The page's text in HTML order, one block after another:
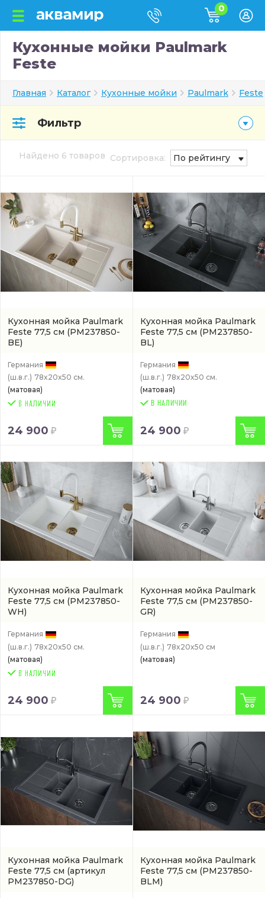
0
Кухонные мойки Paulmark
Feste
Главная Каталог Кухонные мойки Paulmark Feste
Фильтр
Найдено 6 товаров Сортировка: По рейтингу
Кухонная мойка Paulmark
Feste 77,5 см (PM237850-
BE)
Германия
(ш.в.г.) 78x20x50 см.
(матовая)
24 900
Кухонная мойка Paulmark
Feste 77,5 см (PM237850-
BL)
Германия
(ш.в.г.) 78x20x50 см.
(матовая)
В НАЛИЧИИ
24 900
Кухонная мойка Paulmark
Feste 77,5 см (PM237850-
WH)
Германия
(ш.в.г.) 78x20x50 см.
(матовая)
24 900
Кухонная мойка Paulmark
Feste 77,5 см (PM237850-
GR)
Германия
(ш.в.г.) 78x20x50 см
(матовая)
24 900
Кухонная мойка Paulmark
Feste 77,5 см (артикул
PM237850-DG)
Кухонная мойка Paulmark
Feste 77,5 см (PM237850-
BLM)